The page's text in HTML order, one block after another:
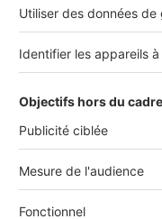
À Paris, le loyer
Estimez le loyer